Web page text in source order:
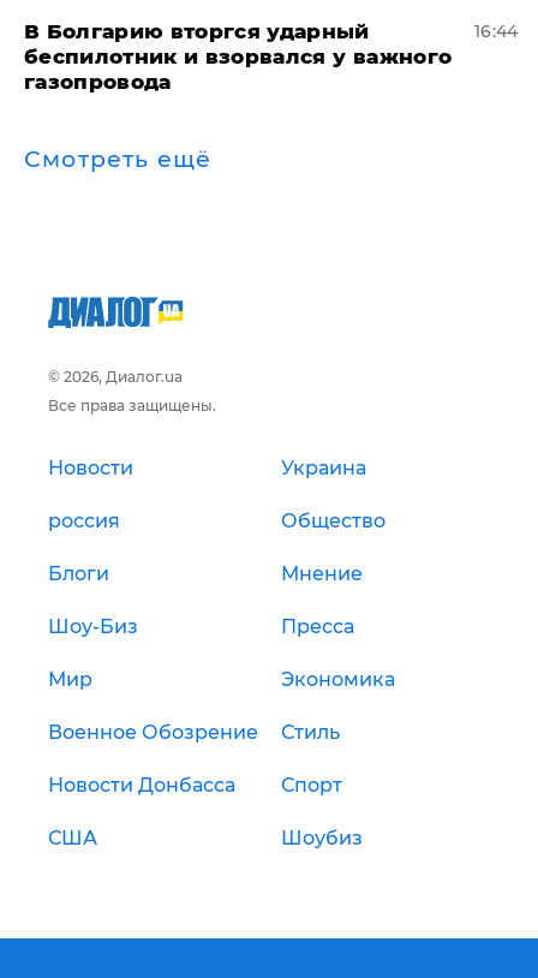
В Болгарию вторгся ударный
беспилотник и взорвался у важного
газопровода
16:44
Смотреть ещё
© 2026, Диалог.ua
Все права защищены.
Новости Украина
россия Общество
Блоги Мнение
Шоу-Биз Пресса
Мир Экономика
Военное Обозрение Стиль
Новости Донбасса Спорт
США Шоубиз